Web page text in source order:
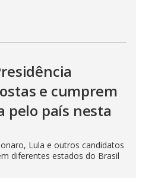
e cumprem
pelo país nesta
Lula e outros candidatos
diferentes estados do Brasil